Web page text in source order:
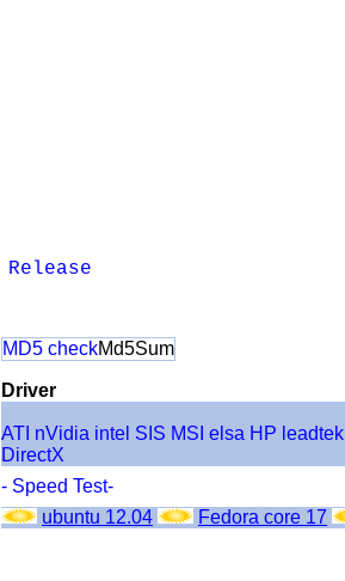
Release
MD5 checkMd5Sum
Driver
ATI nVidia intel SIS MSI elsa HP leadtek
DirectX
- Speed Test-
ubuntu 12.04
Fedora core 17